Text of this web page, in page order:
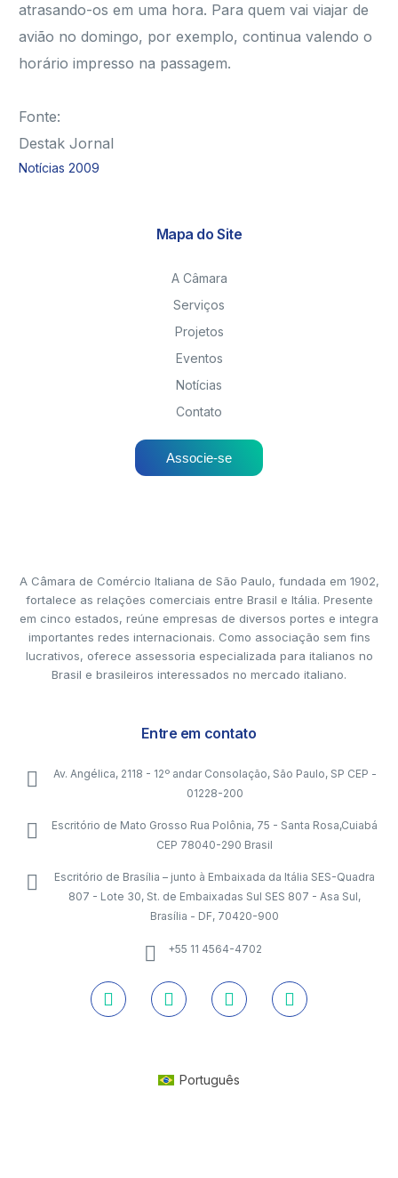
atrasando-os em uma hora. Para quem vai viajar de
avião no domingo, por exemplo, continua valendo o
horário impresso na passagem.
Fonte:
Destak Jornal
Notícias 2009
Mapa do Site
A Câmara
Serviços
Projetos
Eventos
Notícias
Contato
Associe-se
A Câmara de Comércio Italiana de São Paulo, fundada em 1902,
fortalece as relações comerciais entre Brasil e Itália. Presente
em cinco estados, reúne empresas de diversos portes e integra
importantes redes internacionais. Como associação sem fins
lucrativos, oferece assessoria especializada para italianos no
Brasil e brasileiros interessados no mercado italiano.
Entre em contato
Av. Angélica, 2118 - 12º andar Consolação, São Paulo, SP CEP -
01228-200
Escritório de Mato Grosso Rua Polônia, 75 - Santa Rosa,Cuiabá
CEP 78040-290 Brasil
Escritório de Brasília – junto à Embaixada da Itália SES-Quadra
807 - Lote 30, St. de Embaixadas Sul SES 807 - Asa Sul,
Brasília - DF, 70420-900
+55 11 4564-4702
Português